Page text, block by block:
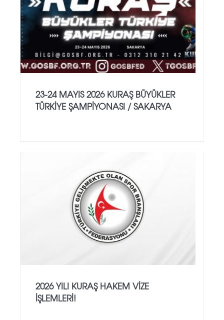
23-24 MAYIS 2026 KURAŞ BÜYÜKLER
TÜRKİYE ŞAMPİYONASI / SAKARYA
2026 YILI KURAŞ HAKEM VİZE
İŞLEMLERİ!